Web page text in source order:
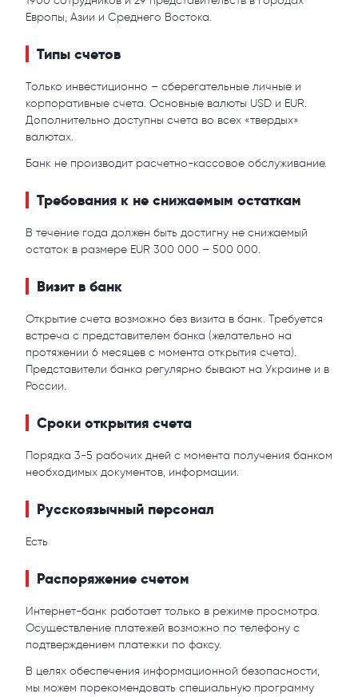
Европы, Азии и Среднего Востока.
Типы счетов
Только инвестиционно – сберегательные личные и
корпоративные счета. Основные валюты USD и EUR.
Дополнительно доступны счета во всех «твердых»
валютах.
Банк не производит расчетно-кассовое обслуживание.
Требования к не снижаемым остаткам
В течение года должен быть достигну не снижаемый
остаток в размере EUR 300 000 – 500 000.
Визит в банк
Открытие счета возможно без визита в банк. Требуется
встреча с представителем банка (желательно на
протяжении 6 месяцев с момента открытия счета).
Представители банка регулярно бывают на Украине и в
России.
Сроки открытия счета
Порядка 3-5 рабочих дней с момента получения банком
необходимых документов, информации.
Русскоязычный персонал
Есть
Распоряжение счетом
Интернет-банк работает только в режиме просмотра.
Осуществление платежей возможно по телефону с
подтверждением платежки по факсу.
В целях обеспечения информационной безопасности,
мы можем порекомендовать специальную программу